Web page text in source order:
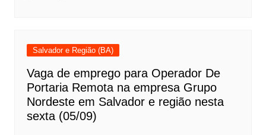
Salvador e Região (BA)
Vaga de emprego para Operador De
Portaria Remota na empresa Grupo
Nordeste em Salvador e região nesta
sexta (05/09)